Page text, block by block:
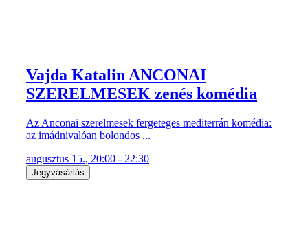
Vajda Katalin ANCONAI
SZERELMESEK zenés komédia
Az Anconai szerelmesek fergeteges mediterrán komédia:
az imádnivalóan bolondos ...
augusztus 15., 20:00 - 22:30
Jegyvásárlás